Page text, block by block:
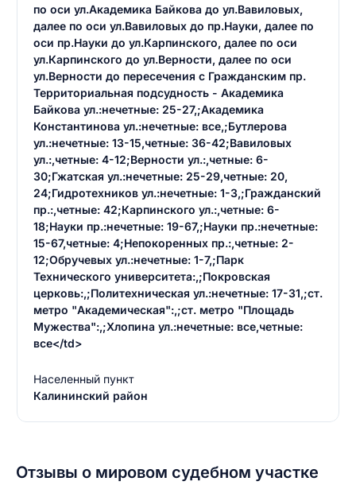
по оси ул.Академика Байкова до ул.Вавиловых,
далее по оси ул.Вавиловых до пр.Науки, далее по
оси пр.Науки до ул.Карпинского, далее по оси
ул.Карпинского до ул.Верности, далее по оси
ул.Верности до пересечения с Гражданским пр.
Территориальная подсудность - Академика
Байкова ул.:нечетные: 25-27,;Академика
Константинова ул.:нечетные: все,;Бутлерова
ул.:нечетные: 13-15,четные: 36-42;Вавиловых
ул.:,четные: 4-12;Верности ул.:,четные: 6-
30;Гжатская ул.:нечетные: 25-29,четные: 20,
24;Гидротехников ул.:нечетные: 1-3,;Гражданский
пр.:,четные: 42;Карпинского ул.:,четные: 6-
18;Науки пр.:нечетные: 19-67,;Науки пр.:нечетные:
15-67,четные: 4;Непокоренных пр.:,четные: 2-
12;Обручевых ул.:нечетные: 1-7,;Парк
Технического университета:,;Покровская
церковь:,;Политехническая ул.:нечетные: 17-31,;ст.
метро "Академическая":,;ст. метро "Площадь
Мужества":,;Хлопина ул.:нечетные: все,четные:
все</td>
Населенный пункт
Калининский район
Отзывы о мировом судебном участке